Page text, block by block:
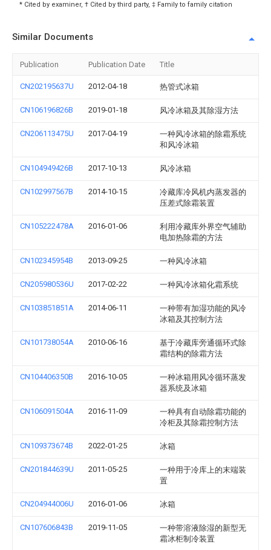
* Cited by examiner, † Cited by third party, ‡ Family to family citation
Similar Documents
Publication Publication Date Title
CN202195637U 2012-04-18 热管式冰箱
CN106196826B 2019-01-18 风冷冰箱及其除湿方法
CN206113475U 2017-04-19
一种风冷冰箱的除霜系统
和风冷冰箱
CN104949426B 2017-10-13 风冷冰箱
CN102997567B 2014-10-15
冷藏库冷风机内蒸发器的
压差式除霜装置
CN105222478A 2016-01-06
利用冷藏库外界空气辅助
电加热除霜的方法
CN102345954B 2013-09-25 一种风冷冰箱
CN205980536U 2017-02-22 一种风冷冰箱化霜系统
CN103851851A 2014-06-11
一种带有加湿功能的风冷
冰箱及其控制方法
CN101738054A 2010-06-16
基于冷藏库旁通循环式除
霜结构的除霜方法
CN104406350B 2016-10-05
一种冰箱用风冷循环蒸发
器系统及冰箱
CN106091504A 2016-11-09
一种具有自动除霜功能的
冷柜及其除霜控制方法
CN109373674B 2022-01-25 冰箱
CN201844639U 2011-05-25
一种用于冷库上的末端装
置
CN204944006U 2016-01-06 冰箱
CN107606843B 2019-11-05
一种带溶液除湿的新型无
霜冰柜制冷装置